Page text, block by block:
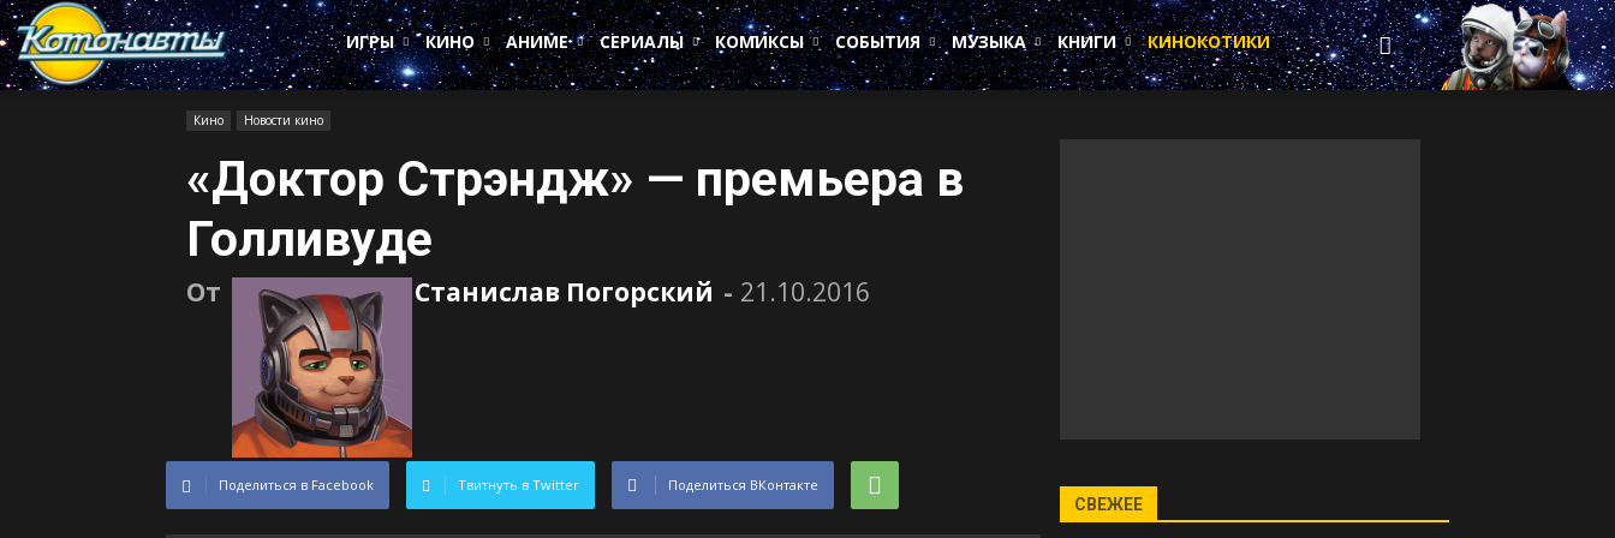
Котонавты
ИГРЫ
КИНО АНИМЕ СЕРИАЛЫ КОМИКСЫ СОБЫТИЯ МУЗЫКА КНИГИ КИНОКОТИКИ
Кино Новости кино
«Доктор Стрэндж» — премьера в
Голливуде
От Станислав Погорский - 21.10.2016
Поделиться в Facebook Твитнуть в Twitter Поделиться ВКонтакте
СВЕЖЕЕ